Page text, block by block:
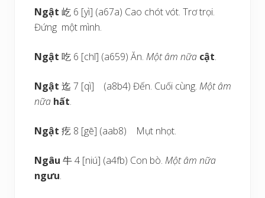
Ngật屹 6 [yì] (a67a) Cao chót vót. Trơ trọi.
Đứng một mình.
Ngật 吃 6 [chī] (a659) Ăn.Một âm nữa cật.
Ngật 迄 7 [qì] (a8b4) Đến. Cuối cùng.Một âm
nữa hất.
Ngật疙 8 [gē] (aab8) Mụt nhọt.
Ngâu 牛 4 [niú] (a4fb) Con bò.Một âm nữa
ngưu.